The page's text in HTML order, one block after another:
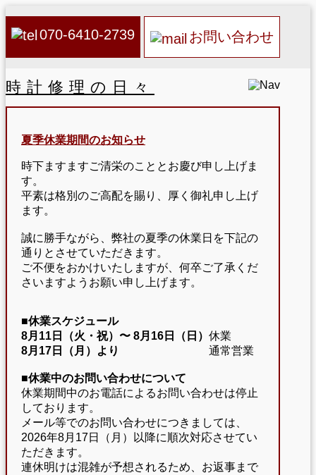
070-6410-2739 お問い合わせ
時計修理の日々
夏季休業期間のお知らせ
時下ますますご清栄のこととお慶び申し上げま
す。
平素は格別のご高配を賜り、厚く御礼申し上げ
ます。
誠に勝手ながら、弊社の夏季の休業日を下記の
通りとさせていただきます。
ご不便をおかけいたしますが、何卒ご了承くだ
さいますようお願い申し上げます。
■休業スケジュール
8月11日（火・祝）〜 8月16日（日） 休業
8月17日（月）より
通常営業
■休業中のお問い合わせについて
休業期間中のお電話によるお問い合わせは停止
しております。
メール等でのお問い合わせにつきましては、
2026年8月17日（月）以降に順次対応させてい
ただきます。
連休明けは混雑が予想されるため、お返事まで